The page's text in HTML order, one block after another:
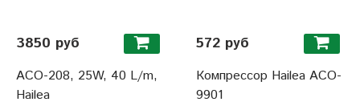
3850 руб
ACO-208, 25W, 40 L/m,
Hailea
572 руб
Компрессор Hailea ACO-
9901